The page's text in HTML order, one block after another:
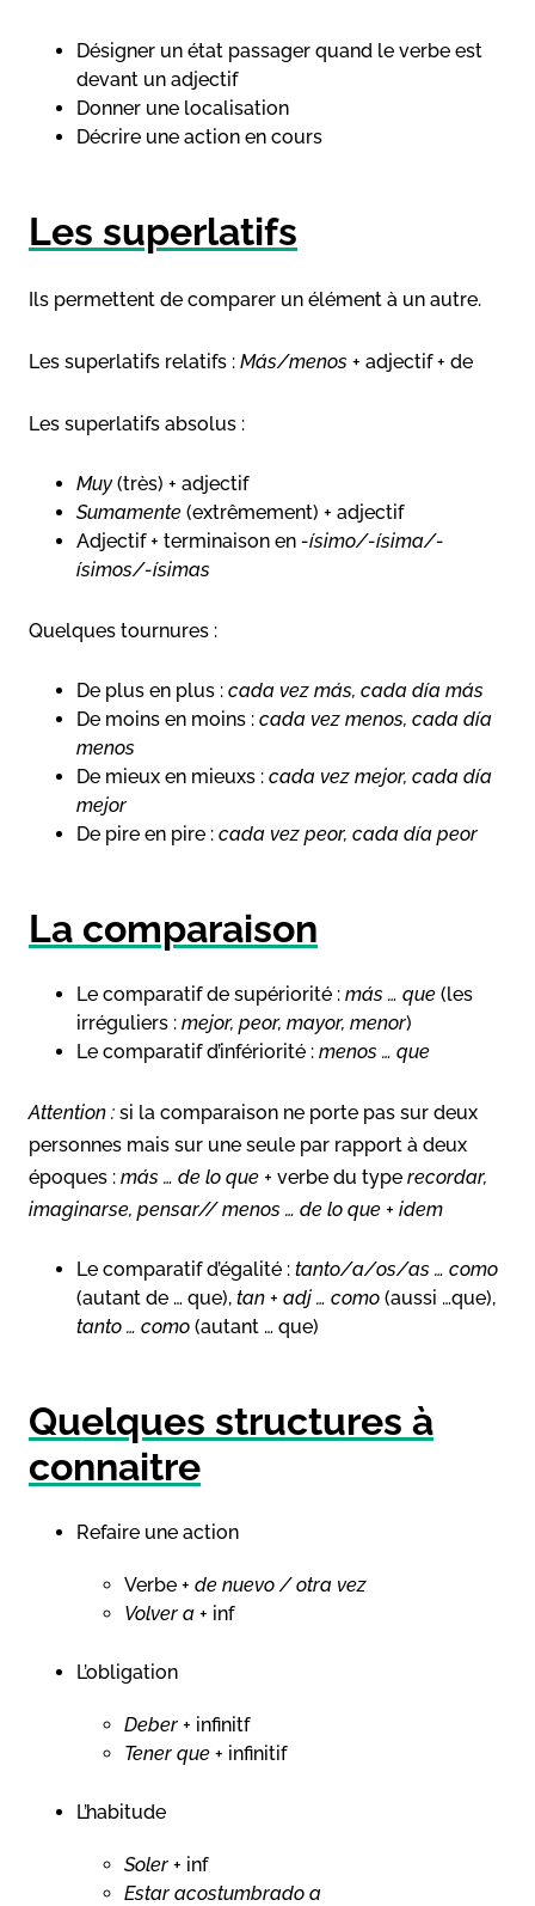
Désigner un état passager quand le verbe est
devant un adjectif
Donner une localisation
Décrire une action en cours
Les superlatifs
Ils permettent de comparer un élément à un autre.
Les superlatifs relatifs : Más/menos + adjectif + de
Les superlatifs absolus :
Muy(très) + adjectif
Sumamente (extrêmement) + adjectif
Adjectif + terminaison en -ísimo/-ísima/-
ísimos/-ísimas
Quelques tournures :
De plus en plus : cada vez más, cada día más
De moins en moins : cada vez menos, cada día
menos
De mieux en mieuxs : cada vez mejor, cada día
mejor
De pire en pire : cada vez peor, cada día peor
La comparaison
Le comparatif de supériorité : más … que (les
irréguliers : mejor, peor, mayor, menor)
Le comparatif d’infériorité : menos … que
Attention : si la comparaison ne porte pas sur deux
personnes mais sur une seule par rapport à deux
époques : más … de lo que + verbe du type recordar,
imaginarse, pensar// menos … de lo que + idem
Le comparatif d’égalité : tanto/a/os/as … como
(autant de … que), tan + adj … como (aussi …que),
tanto … como (autant … que)
Quelques structures à
connaitre
Refaire une action
Verbe + de nuevo / otra vez
Volver a + inf
L’obligation
Deber + infinitf
Tener que + infinitif
L’habitude
Soler + inf
Estar acostumbrado a